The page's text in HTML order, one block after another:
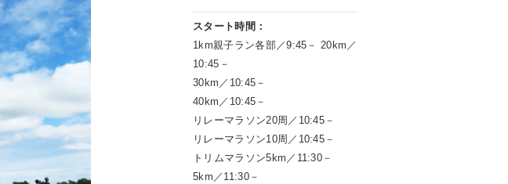
スタート時間：
1km親子ラン各部／9:45－ 20km／
10:45－
30km／10:45－
40km／10:45－
リレーマラソン20周／10:45－
リレーマラソン10周／10:45－
トリムマラソン5km／11:30－
5km／11:30－